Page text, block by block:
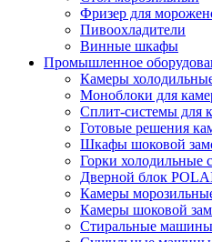
Фризер для
Пивоохладители
Винные шкафы
Промышленное
Камеры
Моноблоки для
Сплит-системы для
Готовые решения
Шкафы шоковой
Горки холодильные
Дверной блок
Камеры
Камеры шоковой
Стиральные машины